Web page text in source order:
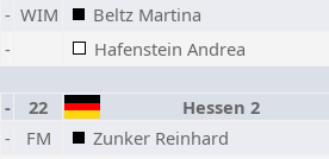
- WIM Beltz Martina
- Hafenstein Andrea
- 22 Hessen 2
- FM Zunker Reinhard